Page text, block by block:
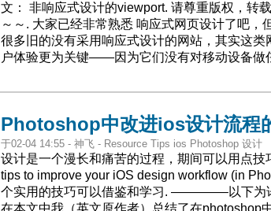
文： 非响应式设计的viewport. 请尊重版权，转
～～. 大家已经非常熟悉 响应式网页设计了吧，
很多旧的没有采用响应式设计的网站，其实这类
户体验更为关键——因为它们没有对移动设备做
Photoshop中改进ios设计流程
于02-04 14:55 - 神飞 - Resource Tips ios Photoshop 设计
设计是一个漫长和痛苦的过程，期间可以用点技
tips to improve your iOS design workflow (in
个实用的技巧可以借鉴和学习. ————–以
在本文中我（英文原作者）总结了在photoshop